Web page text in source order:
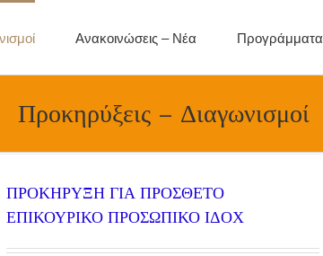
Ανακοινώσεις – Νέα Προγράμματα
Προκηρύξεις – Διαγωνισμοί
ΠΡΟΚΗΡΥΞΗ ΓΙΑ ΠΡΟΣΘΕΤΟ
ΕΠΙΚΟΥΡΙΚΟ ΠΡΟΣΩΠΙΚΟ ΙΔΟΧ